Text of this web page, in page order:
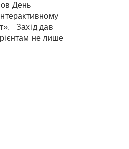
День
Захід дав
не лише